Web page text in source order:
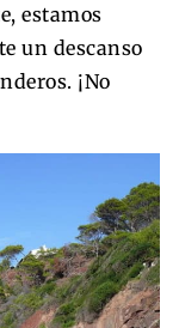
estamos
un descanso
¡No